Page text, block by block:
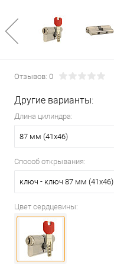
Отзывов: 0
Другие варианты:
Длина цилиндра:
87 мм (41x46)
Способ открывания:
ключ - ключ 87 мм (41x46)
Цвет сердцевины: